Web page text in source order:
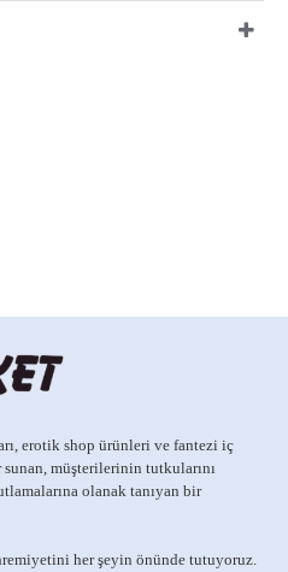
erotik shop ürünleri ve fantezi iç
müşterilerinin tutkularını
olanak tanıyan bir
her şeyin önünde tutuyoruz.